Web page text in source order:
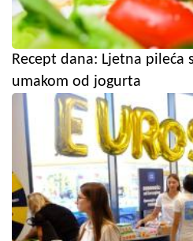
Recept dana: Ljetna pileća
umakom od jogurta